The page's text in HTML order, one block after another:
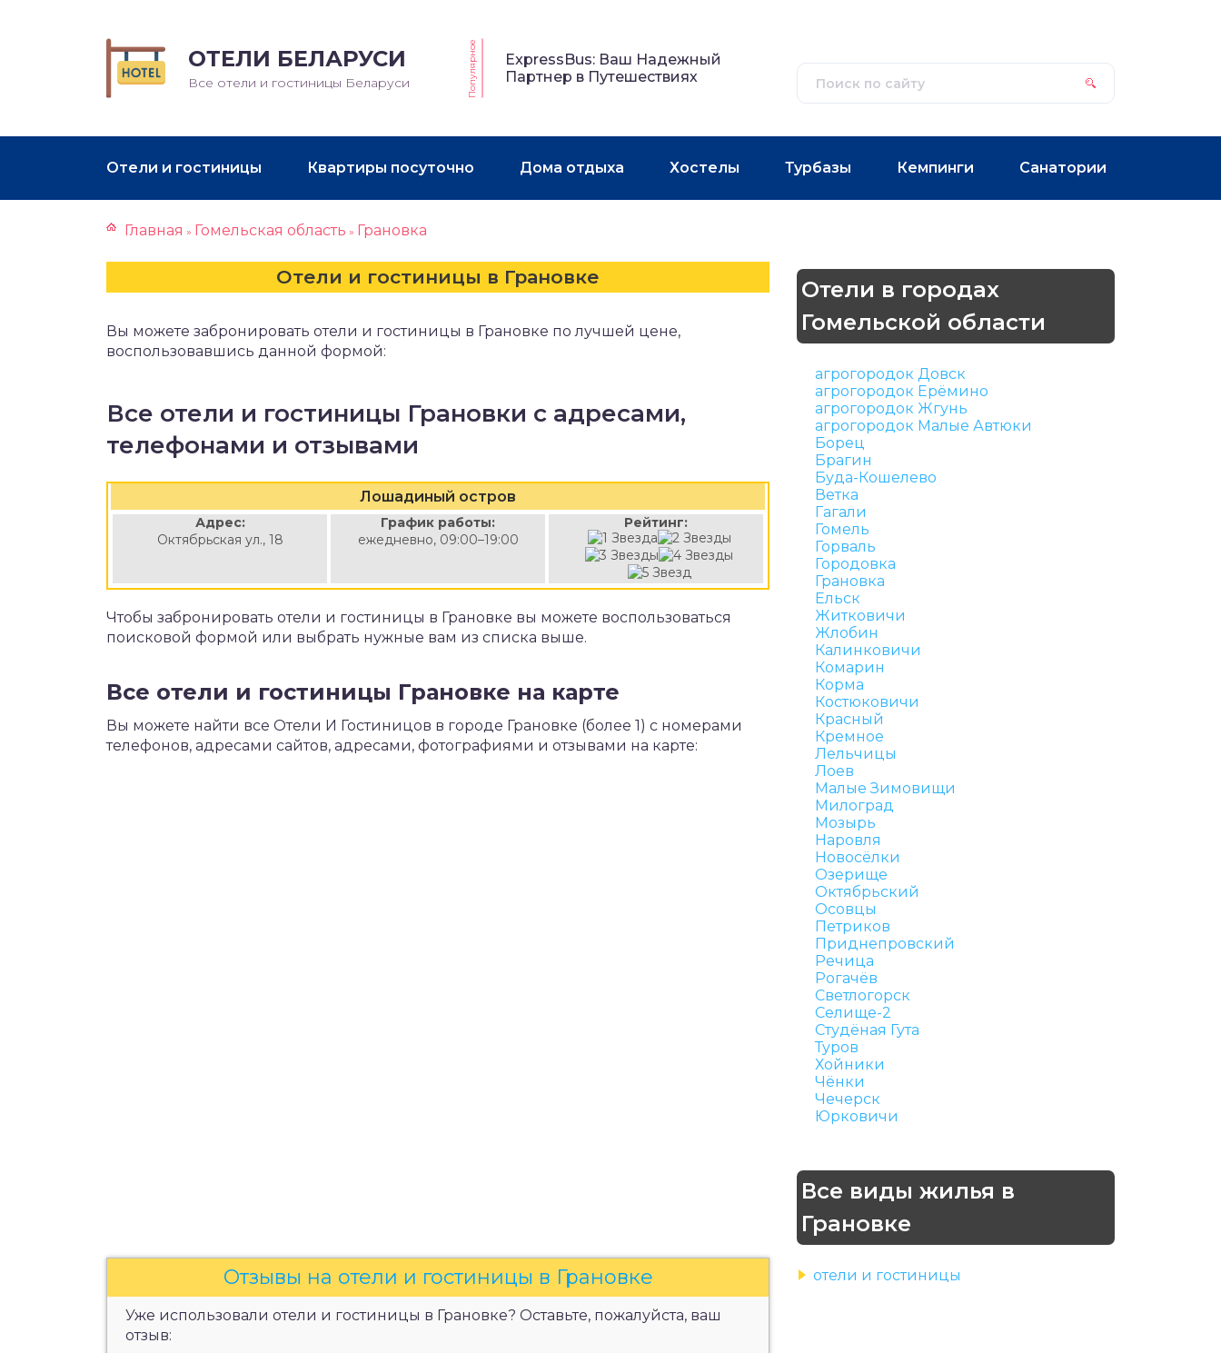
ОТЕЛИ БЕЛАРУСИ
Все отели и гостиницы Беларуси Популярное
ExpressBus: Ваш Надежный
Партнер в Путешествиях
Отели и гостиницы Квартиры посуточно Дома отдыха Хостелы Турбазы Кемпинги Санатории
Главная » Гомельская область » Грановка
Отели и гостиницы в Грановке
Вы можете забронировать отели и гостиницы в Грановке по лучшей цене,
воспользовавшись данной формой:
Все отели и гостиницы Грановки с адресами,
телефонами и отзывами
Лошадиный остров
Адрес:
Октябрьская ул., 18
График работы:
ежедневно, 09:00–19:00
Рейтинг:
Чтобы забронировать отели и гостиницы в Грановке вы можете воспользоваться
поисковой формой или выбрать нужные вам из списка выше.
Все отели и гостиницы Грановке на карте
Вы можете найти все Отели И Гостиницов в городе Грановке (более 1) с номерами
телефонов, адресами сайтов, адресами, фотографиями и отзывами на карте:
Отзывы на отели и гостиницы в Грановке
Уже использовали отели и гостиницы в Грановке? Оставьте, пожалуйста, ваш
отзыв:
Отели в городах
Гомельской области
агрогородок Довск
агрогородок Ерёмино
агрогородок Жгунь
агрогородок Малые Автюки
Борец
Брагин
Буда-Кошелево
Ветка
Гагали
Гомель
Горваль
Городовка
Грановка
Ельск
Житковичи
Жлобин
Калинковичи
Комарин
Корма
Костюковичи
Красный
Кремное
Лельчицы
Лоев
Малые Зимовищи
Милоград
Мозырь
Наровля
Новосёлки
Озерище
Октябрьский
Осовцы
Петриков
Приднепровский
Речица
Рогачёв
Светлогорск
Селище-2
Студёная Гута
Туров
Хойники
Чёнки
Чечерск
Юрковичи
Все виды жилья в
Грановке
отели и гостиницы